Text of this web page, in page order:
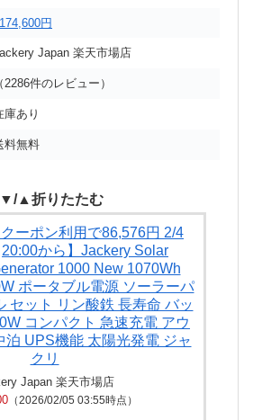
円
Japan 楽天市場店
（2286件のレビュー）
庫あり
料無料
▼/▲折りたたむ
クーポン利用で86,576円 2/4
20:00から】Jackery Solar
1000 New 1070Wh
ポータブル電源 ソーラーパ
セット リン酸鉄 長寿命 バッ
コンパクト 急速充電 アウ
泊 UPS機能 太陽光発電 ジャ
クリ
Japan 楽天市場店
（2026/02/05 03:55時点）